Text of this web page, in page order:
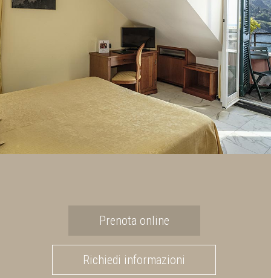
Prenota online
Richiedi informazioni